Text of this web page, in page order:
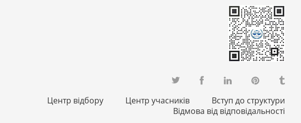
Центр відбору
Центр учасників
Вступ до структури
Відмова від відповідальності